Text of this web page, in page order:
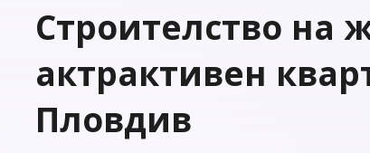
Строителство на
актрактивен
Пловдив